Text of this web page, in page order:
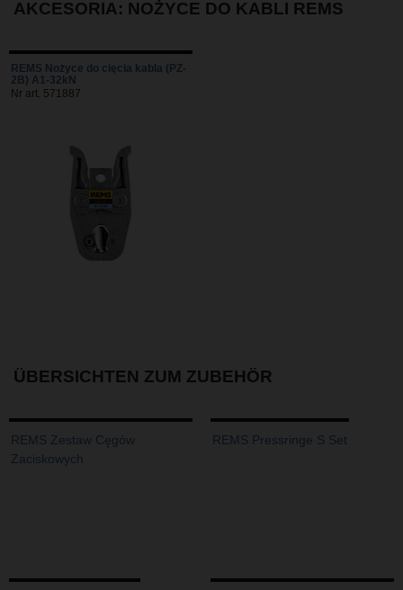
AKCESORIA: NOŻYCE DO KABLI REMS
REMS Nożyce do cięcia kabla (PZ-
2B) A1-32kN
Nr art. 571887
ÜBERSICHTEN ZUM ZUBEHÖR
REMS Zestaw Cęgów
Zaciskowych
REMS Pressringe S Set